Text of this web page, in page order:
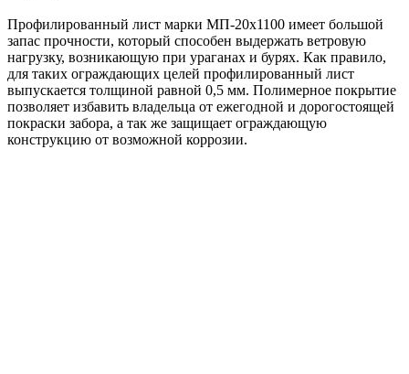
Профилированный лист марки МП-20х1100 имеет большой
запас прочности, который способен выдержать ветровую
нагрузку, возникающую при ураганах и бурях. Как правило,
для таких ограждающих целей профилированный лист
выпускается толщиной равной 0,5 мм. Полимерное покрытие
позволяет избавить владельца от ежегодной и дорогостоящей
покраски забора, а так же защищает ограждающую
конструкцию от возможной коррозии.